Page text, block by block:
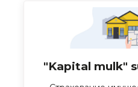
"Kapital mulk"